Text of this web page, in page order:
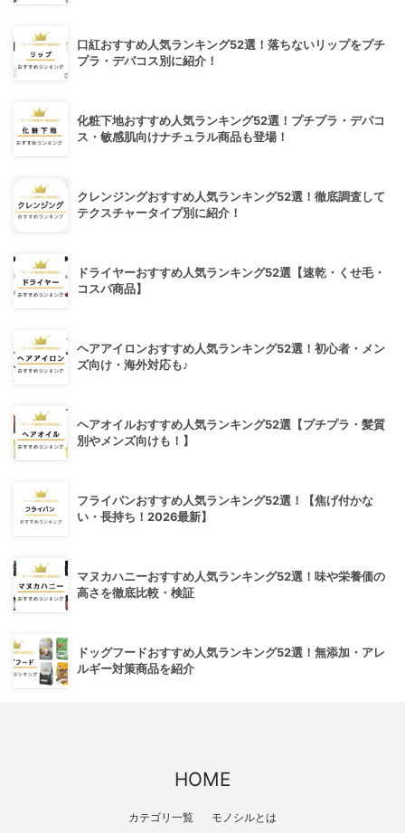
口紅おすすめ人気ランキング52選！落ちないリップをプチ
プラ・デパコス別に紹介！
化粧下地おすすめ人気ランキング52選！プチプラ・デパコ
ス・敏感肌向けナチュラル商品も登場！
クレンジングおすすめ人気ランキング52選！徹底調査して
テクスチャータイプ別に紹介！
ドライヤーおすすめ人気ランキング52選【速乾・くせ毛・
コスパ商品】
ヘアアイロンおすすめ人気ランキング52選！初心者・メン
ズ向け・海外対応も♪
ヘアオイルおすすめ人気ランキング52選【プチプラ・髪質
別やメンズ向けも！】
フライパンおすすめ人気ランキング52選！【焦げ付かな
い・長持ち！2026最新】
マヌカハニーおすすめ人気ランキング52選！味や栄養価の
高さを徹底比較・検証
ドッグフードおすすめ人気ランキング52選！無添加・アレ
ルギー対策商品を紹介
HOME
カテゴリ一覧 モノシルとは